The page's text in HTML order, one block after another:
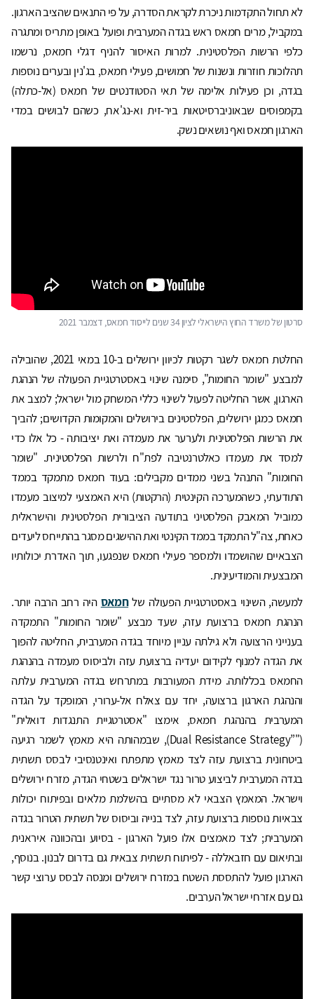
לא תחול התקדמות ניכרת לקראת הסדרה, על פי התנאים שהציב הארגון.
במקביל, מרים חמאס ראש בגדה המערבית ופועל באופן מתריס ומתגרה
כלפי הרשות הפלסטינית. למרות האיסור להניף דגלי חמאס, נרשמו
תהלוכות חוזרות ונשנות של חמושים, פעילי חמאס, בג'נין ובערים נוספות
בגדה, וכן פעילות אלימה של תאי הסטודנטים של חמאס (אל-כתלה)
בקמפוסים שבאוניברסיטאות ביר-זית וא-נג'אח, כשהם לבושים במדי
הארגון חמאס ואף נושאים נשק.
סרטון של משרד החוץ הישראלי לציון 34 שנים לייסוד חמאס, דצמבר 2021
החלטת חמאס לשגר רקטות לכיוון ירושלים ב-10 במאי 2021, שהובילה
למבצע "שומר החומות", סימנה שינוי באסטרטגיית הפעולה של הנהגת
הארגון, אשר החליטה לפעול לשינוי כללי המשחק מול ישראל; למצב את
חמאס כמגן ירושלים, הפלסטינים בירושלים והמקומות הקדושים; להביך
את הרשות הפלסטינית ולערער את מעמדה ואת יציבותה - כל אלו כדי
למסד את מעמדו כאלטרנטיבה לפת"ח ולרשות הפלסטינית. "שומר
החומות" התנהל בשני ממדים מקבילים: בעוד חמאס מתמקד בממד
התודעתי, כשהמערכה הקינטית (הרקטות) היא האמצעי למיצוב מעמדו
כמוביל המאבק הפלסטיני בתודעה הציבורית הפלסטינית והישראלית
כאחת, צה"ל התמקד בממד הקינטי ואת ההישגים מסגר בהתייחס ליעדים
הצבאיים שהושמדו ולמספר פעילי חמאס שנפגעו, תוך האדרת יכולותיו
המבצעית והמודיעינית.
למעשה, השינוי באסטרטגיית הפעולה שלחמאס היה רחב הרבה יותר.
הנהגת חמאס ברצועת עזה, שעד מבצע "שומר החומות" התמקדה
בענייני הרצועה ולא גילתה עניין מיוחד בגדה המערבית, החליטה להפוך
את הגדה למנוף לקידום יעדיה ברצועת עזה ולביסוס מעמדה בהנהגת
החמאס בכללותה. מידת המעורבות במתרחש בגדה המערבית עלתה
והנהגת הארגון ברצועה, יחד עם צאלח אל-ערורי, המופקד על הגדה
המערבית בהנהגת חמאס, אימצו "אסטרטגיית התנגדות דואלית"
("”Dual Resistance Strategy), שבמהותה היא מאמץ לשמר רגיעה
ביטחונית ברצועת עזה לצד מאמץ מתפתח ואינטנסיבי לבסס תשתית
בגדה המערבית לביצוע טרור נגד ישראלים בשטחי הגדה, מזרח ירושלים
וישראל. המאמץ הצבאי לא מסתיים בהשלמת מלאים ובפיתוח יכולות
צבאיות נוספות ברצועת עזה, לצד בנייה וביסוס של תשתית הטרור בגדה
המערבית; לצד מאמצים אלו פועל הארגון - בסיוע ובהכוונה איראנית
ובתיאום עם חזבאללה - לפיתוח תשתית צבאית גם בדרום לבנון. בנוסף,
הארגון פועל להתססת השטח במזרח ירושלים ומנסה לבסס ערוצי קשר
גם עם אזרחי ישראל הערבים.